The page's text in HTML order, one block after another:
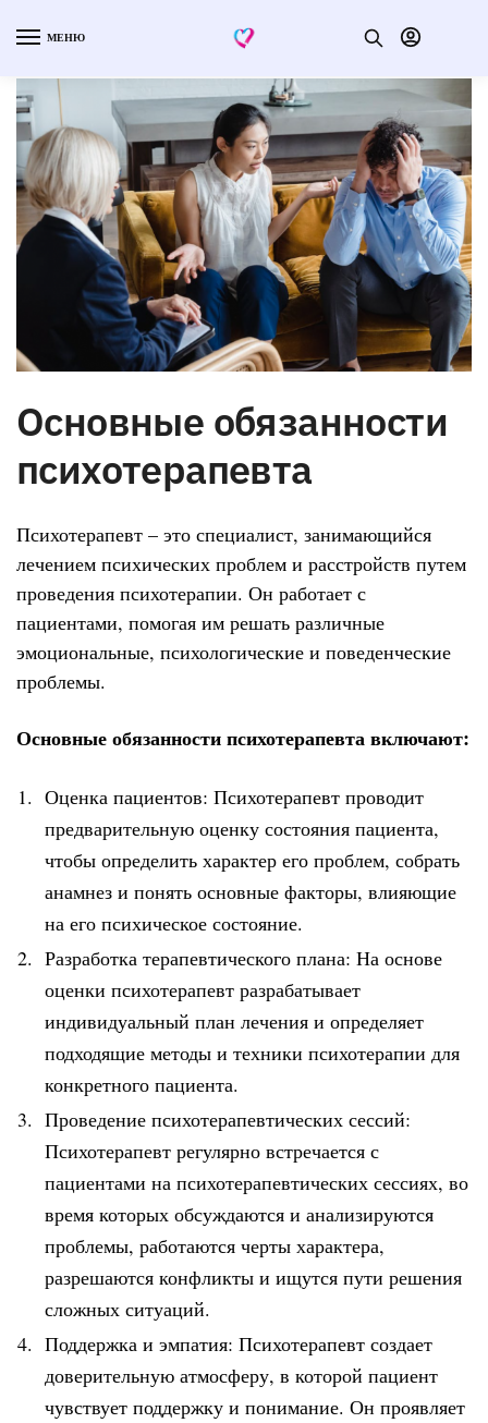
МЕНЮ
Основные обязанности
психотерапевта
Психотерапевт – это специалист, занимающийся
лечением психических проблем и расстройств путем
проведения психотерапии. Он работает с
пациентами, помогая им решать различные
эмоциональные, психологические и поведенческие
проблемы.
Основные обязанности психотерапевта включают:
Оценка пациентов: Психотерапевт проводит
предварительную оценку состояния пациента,
чтобы определить характер его проблем, собрать
анамнез и понять основные факторы, влияющие
на его психическое состояние.
Разработка терапевтического плана: На основе
оценки психотерапевт разрабатывает
индивидуальный план лечения и определяет
подходящие методы и техники психотерапии для
конкретного пациента.
Проведение психотерапевтических сессий:
Психотерапевт регулярно встречается с
пациентами на психотерапевтических сессиях, во
время которых обсуждаются и анализируются
проблемы, работаются черты характера,
разрешаются конфликты и ищутся пути решения
сложных ситуаций.
Поддержка и эмпатия: Психотерапевт создает
доверительную атмосферу, в которой пациент
чувствует поддержку и понимание. Он проявляет